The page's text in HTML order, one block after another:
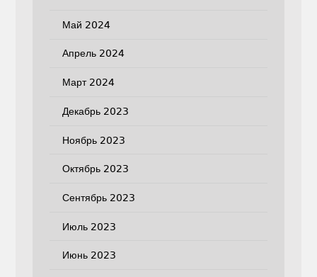
Май 2024
Апрель 2024
Март 2024
Декабрь 2023
Ноябрь 2023
Октябрь 2023
Сентябрь 2023
Июль 2023
Июнь 2023